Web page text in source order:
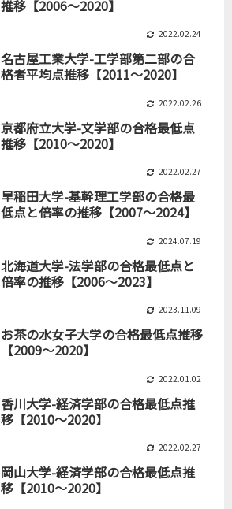
推移【2006～2020】
2022.02.24
名古屋工業大学-工学部第二部の合
格者平均点推移【2011～2020】
2022.02.26
京都府立大学-文学部の合格最低点
推移【2010～2020】
2022.02.27
早稲田大学-基幹理工学部の合格最
低点と倍率の推移【2007～2024】
2024.07.19
北海道大学-法学部の合格最低点と
倍率の推移【2006～2023】
2023.11.09
お茶の水女子大学の合格最低点推移
【2009～2020】
2022.01.02
香川大学-経済学部の合格最低点推
移【2010～2020】
2022.02.27
岡山大学-経済学部の合格最低点推
移【2010～2020】